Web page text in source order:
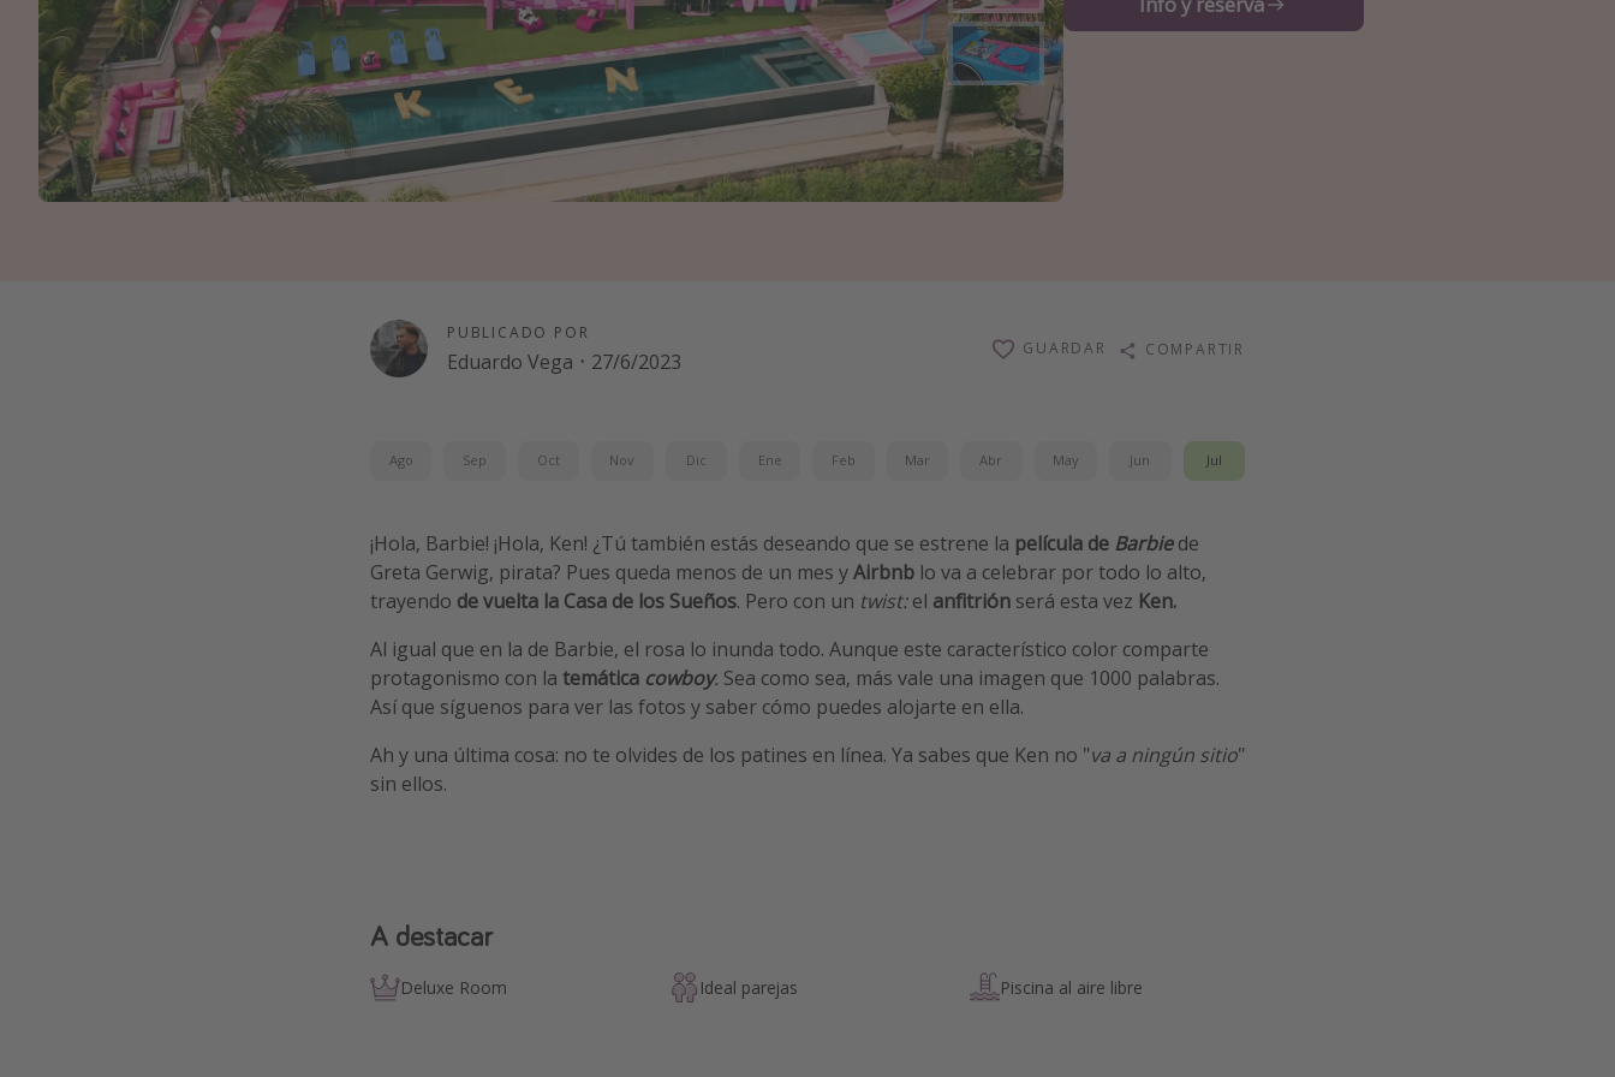
PUBLICADO POR
Eduardo Vega · 27/6/2023
GUARDAR COMPARTIR
Ago Sep Oct Nov Dic Ene Feb Mar Abr May Jun Jul
¡Hola, Barbie! ¡Hola, Ken! ¿Tú también estás deseando que se estrene la película de Barbiede
Greta Gerwig, pirata? Pues queda menos de un mes yAirbnb lo va a celebrar por todo lo alto,
trayendo de vuelta la Casa de los Sueños. Pero con un twist:el anfitrión será esta vez Ken.
Al igual que en la de Barbie, el rosa lo inunda todo. Aunque este característico color comparte
protagonismo con la temática cowboy. Sea como sea, más vale una imagen que 1000 palabras.
Así que síguenos para ver las fotos y saber cómo puedes alojarte en ella.
Ah y una última cosa: no te olvides de los patines en línea. Ya sabes que Ken no "va a ningún sitio"
sin ellos.
A destacar
Deluxe Room Ideal parejas Piscina al aire libre